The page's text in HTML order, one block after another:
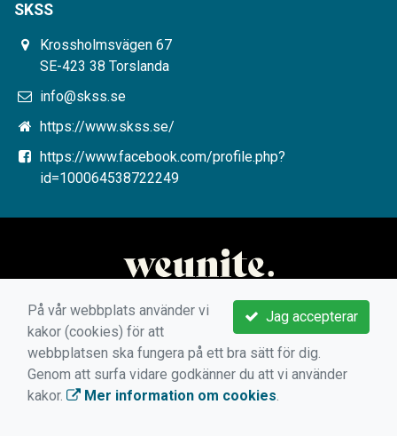
SKSS
Krossholmsvägen 67
SE-423 38 Torslanda
info@skss.se
https://www.skss.se/
https://www.facebook.com/profile.php?
id=100064538722249
Jag accepterar
På vår webbplats använder vi
kakor (cookies) för att
webbplatsen ska fungera på ett bra sätt för dig.
Genom att surfa vidare godkänner du att vi använder
kakor.
Mer information om cookies.